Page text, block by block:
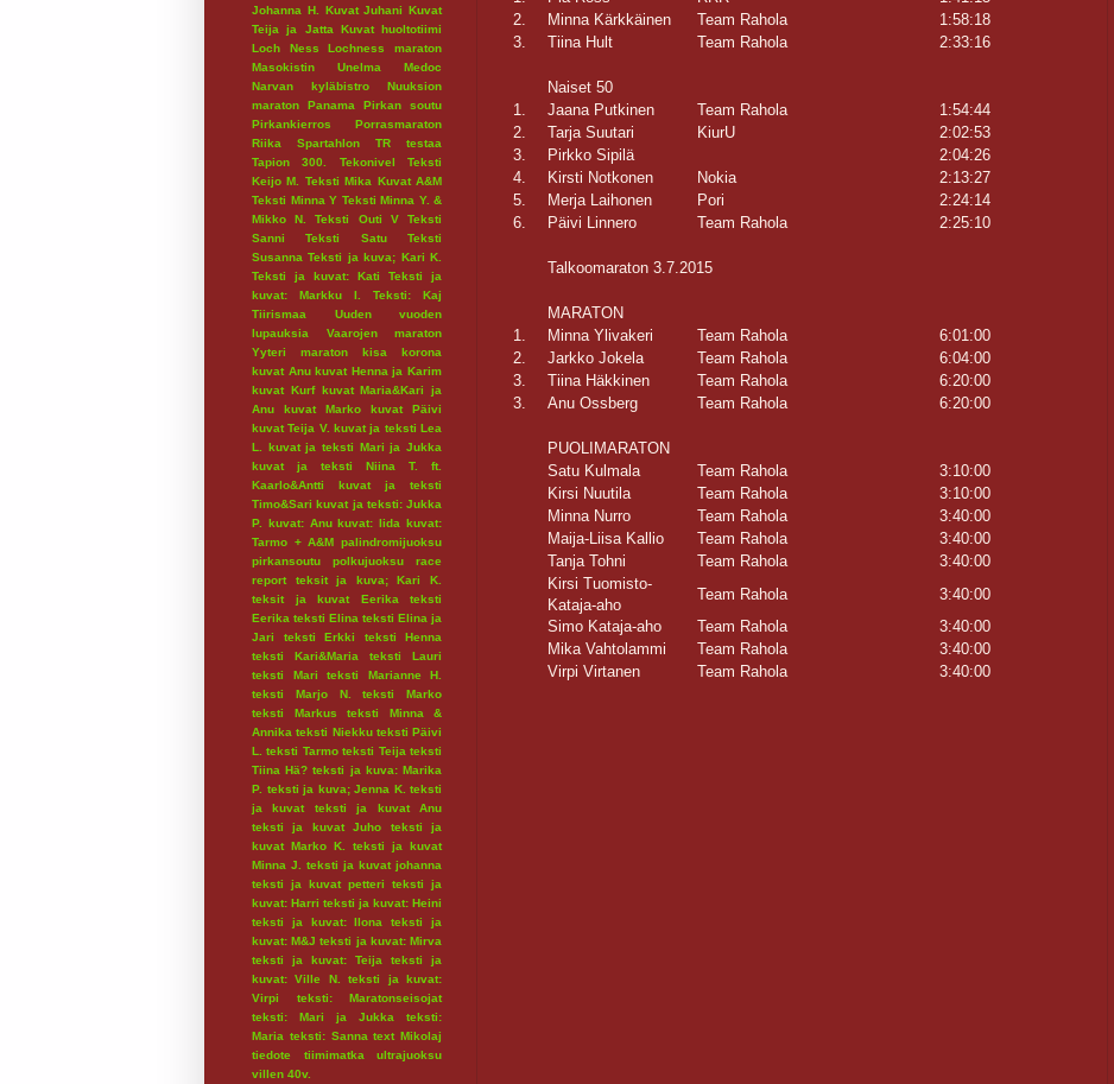
2.
Minna Kärkkäinen Team Rahola
1:58:18
3.
Tiina Hult Team Rahola 2:33:16
Naiset 50
1.
Jaana Putkinen Team Rahola
1:54:44
2.
Tarja Suutari KiurU
2:02:53
3.
Pirkko Sipilä
2:04:26
4.
Kirsti Notkonen Nokia
2:13:27
5.
Merja Laihonen Pori
2:24:14
6.
Päivi Linnero Team Rahola 2:25:10
Talkoomaraton 3.7.2015
MARATON
1.
Minna Ylivakeri Team Rahola
6:01:00
2.
Jarkko Jokela Team Rahola
6:04:00
3.
Tiina Häkkinen Team Rahola
6:20:00
3.
Anu Ossberg Team Rahola 6:20:00
PUOLIMARATON
Satu Kulmala
Team Rahola
3:10:00
Kirsi Nuutila
Team Rahola
3:10:00
Minna Nurro
Team Rahola
3:40:00
Maija-Liisa Kallio
Team Rahola
3:40:00
Tanja Tohni
Team Rahola
3:40:00
Kirsi Tuomisto-
Kataja-aho
Team Rahola
3:40:00
Simo Kataja-aho
Team Rahola
3:40:00
Mika Vahtolammi
Team Rahola
3:40:00
Virpi Virtanen
Team Rahola 3:40:00
Johanna H.
Kuvat Juhani Kuvat
Teija ja Jatta
Kuvat huoltotiimi
Loch Ness
Lochness maraton
Masokistin Unelma
Medoc
Narvan kyläbistro
Nuuksion
maraton
Panama
Pirkan soutu
Pirkankierros
Porrasmaraton
Riika
Spartahlon
TR testaa
Tapion 300.
Tekonivel
Teksti
Keijo M.
Teksti Mika Kuvat A&M
Teksti Minna Y Teksti Minna Y. &
Mikko N.
Teksti Outi V
Teksti
Sanni
Teksti Satu
Teksti
Susanna Teksti ja kuva; Kari K.
Teksti ja kuvat: Kati
Teksti ja
kuvat: Markku I.
Teksti: Kaj
Tiirismaa
Uuden vuoden
lupauksia
Vaarojen maraton
Yyteri maraton
kisa
korona
kuvat Anu kuvat Henna ja Karim
kuvat Kurf kuvat Maria&Kari ja
Anu
kuvat Marko
kuvat Päivi
kuvat Teija V. kuvat ja teksti Lea
L.
kuvat ja teksti Mari ja Jukka
kuvat ja teksti Niina T. ft.
Kaarlo&Antti
kuvat ja teksti
Timo&Sari kuvat ja teksti: Jukka
P.
kuvat: Anu kuvat: Iida kuvat:
Tarmo + A&M palindromijuoksu
pirkansoutu
polkujuoksu
race
report
teksit ja kuva; Kari K.
teksit ja kuvat Eerika
teksti
Eerika teksti Elina teksti Elina ja
Jari
teksti Erkki
teksti Henna
teksti Kari&Maria
teksti Lauri
teksti Mari
teksti Marianne H.
teksti Marjo N.
teksti Marko
teksti Markus
teksti Minna &
Annika teksti Niekku teksti Päivi
L.
teksti Tarmo teksti Teija teksti
Tiina Hä? teksti ja kuva: Marika
P. teksti ja kuva; Jenna K. teksti
ja kuvat
teksti ja kuvat Anu
teksti ja kuvat Juho
teksti ja
kuvat Marko K.
teksti ja kuvat
Minna J.
teksti ja kuvat johanna
teksti ja kuvat petteri
teksti ja
kuvat: Harri teksti ja kuvat: Heini
teksti ja kuvat: Ilona
teksti ja
kuvat: M&J teksti ja kuvat: Mirva
teksti ja kuvat: Teija
teksti ja
kuvat: Ville N.
teksti ja kuvat:
Virpi
teksti: Maratonseisojat
teksti: Mari ja Jukka
teksti:
Maria teksti: Sanna text Mikolaj
tiedote
tiimimatka
ultrajuoksu
villen 40v.